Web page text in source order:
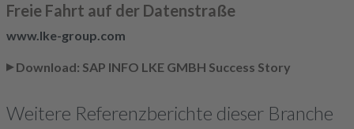
Freie Fahrt auf der Datenstraße
www.lke-group.com
Download: SAP INFO LKE GMBH Success Story
Weitere Referenzberichte dieser Branche